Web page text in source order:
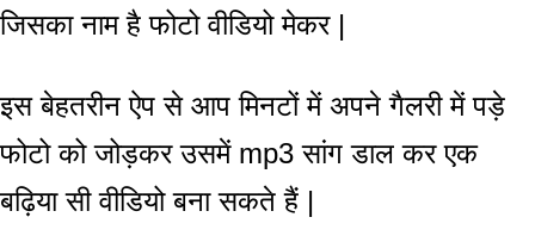
जिसका नाम है फोटो वीडियो मेकर |
इस बेहतरीन ऐप से आप मिनटों में अपने गैलरी में पड़े
फोटो को जोड़कर उसमें mp3 सांग डाल कर एक
बढ़िया सी वीडियो बना सकते हैं |